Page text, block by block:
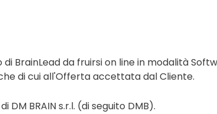
BrainLead da fruirsi on line in modalità
di cui all'Offerta accettata dal Cliente.
DM BRAIN s.r.l. (di seguito DMB).